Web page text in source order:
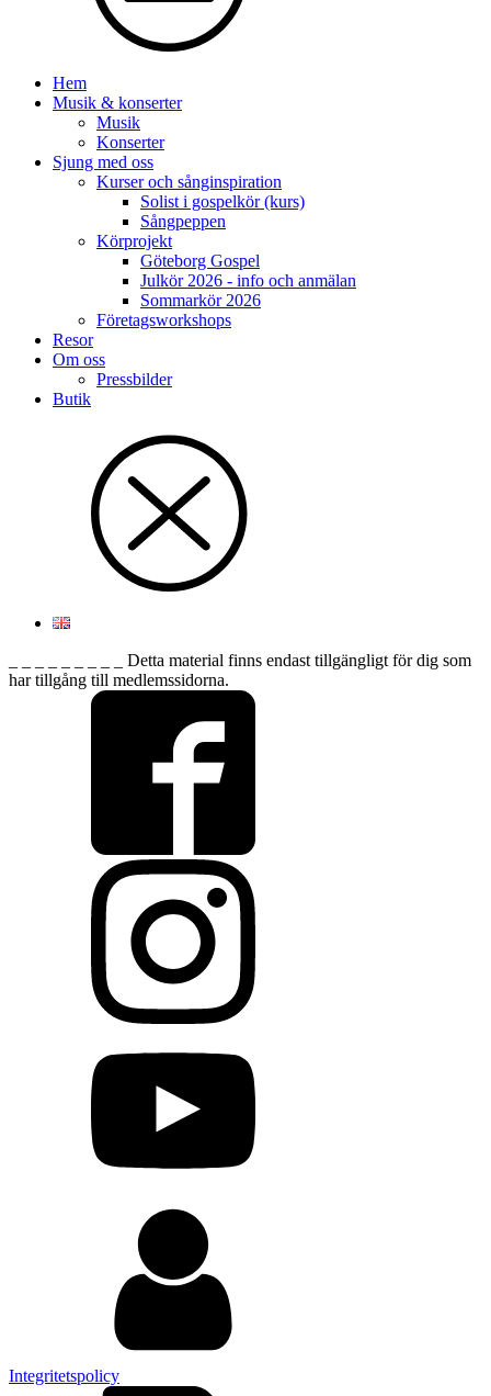
Hem
Musik & konserter
Musik
Konserter
Sjung med oss
Kurser och sånginspiration
Solist i gospelkör (kurs)
Sångpeppen
Körprojekt
Göteborg Gospel
Julkör 2026 - info och anmälan
Sommarkör 2026
Företagsworkshops
Resor
Om oss
Pressbilder
Butik
_ _ _ _ _ _ _ _ _ Detta material finns endast tillgängligt för dig som
har tillgång till medlemssidorna.
Integritetspolicy